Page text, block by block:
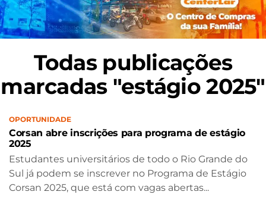
Todas publicações
marcadas "estágio 2025"
OPORTUNIDADE
Corsan abre inscrições para programa de estágio
2025
Estudantes universitários de todo o Rio Grande do
Sul já podem se inscrever no Programa de Estágio
Corsan 2025, que está com vagas abertas...